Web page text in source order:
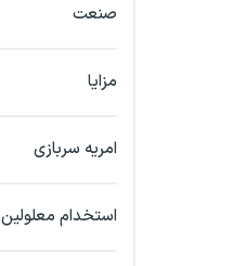
بجنوردصنعت
مزایا
امریه سربازی
استخدام معلولین